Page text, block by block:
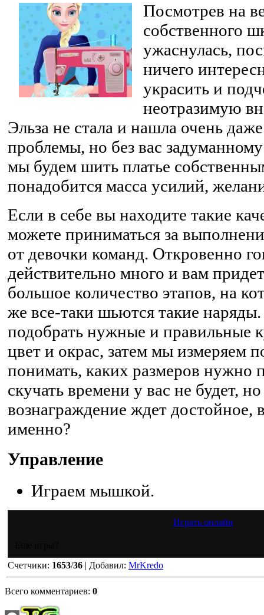
Посмотрев на
собственного
ужаснулась,
ничего
украсить и
неотразимую
Эльза не стала и нашла очень
проблемы, но без вас
мы будем шить платье
понадобится масса усилий,
Если в себе вы находите такие
можете приниматься за
от девочки команд. Откровенно
действительно много и вам
большое количество этапов, на
же все-таки шьются такие
подобрать нужные и правильные
цвет и окрас, затем мы измеряем
понимать, каких размеров нужно
скучать времени у вас не будет,
вознаграждение ждет достойное,
именно?
Управление
Играем мышкой.
Играть онлайн
Счетчики: 1653/36 | Добавил: MrKredo
Всего комментариев: 0